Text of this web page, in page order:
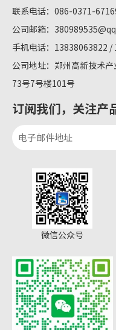
联系电话：086-0371-
公司邮箱：
手机电话：13838063822 /
公司地址：郑州高新技术
73号7号楼101号
订阅我们，关注产
微信公众号